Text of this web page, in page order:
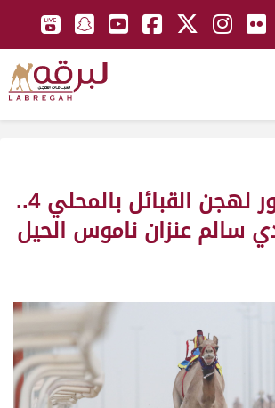
في آخر ظهور لهجن القبائل بالمحلي 4..
سالم عنزان ناموس الحيل